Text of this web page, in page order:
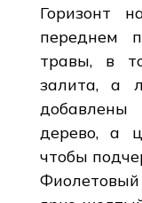
Горизонт
переднем
травы, в
залита, а
добавлены
дерево, а
чтобы